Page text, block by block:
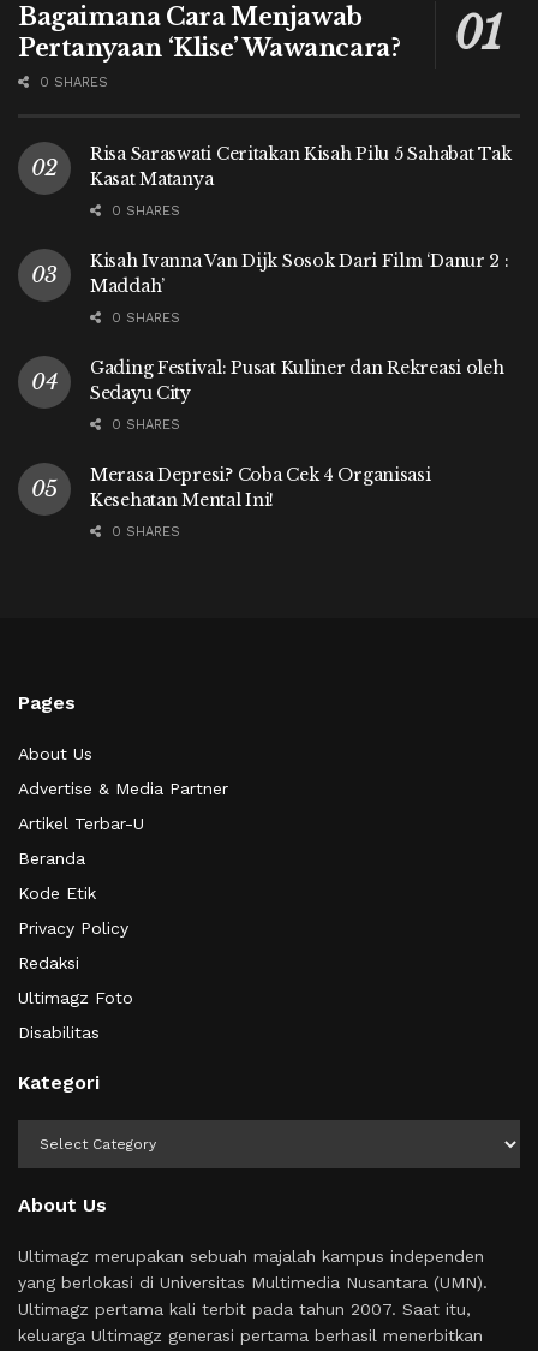
Bagaimana Cara Menjawab
Pertanyaan ‘Klise’ Wawancara?
0 SHARES
Risa Saraswati Ceritakan Kisah Pilu 5 Sahabat Tak
Kasat Matanya
0 SHARES
Kisah Ivanna Van Dijk Sosok Dari Film ‘Danur 2 :
Maddah’
0 SHARES
Gading Festival: Pusat Kuliner dan Rekreasi oleh
Sedayu City
0 SHARES
Merasa Depresi? Coba Cek 4 Organisasi
Kesehatan Mental Ini!
0 SHARES
Pages
About Us
Advertise & Media Partner
Artikel Terbar-U
Beranda
Kode Etik
Privacy Policy
Redaksi
Ultimagz Foto
Disabilitas
Kategori
About Us
Ultimagz merupakan sebuah majalah kampus independen
yang berlokasi di Universitas Multimedia Nusantara (UMN).
Ultimagz pertama kali terbit pada tahun 2007. Saat itu,
keluarga Ultimagz generasi pertama berhasil menerbitkan